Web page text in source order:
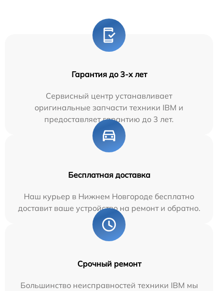
Гарантия до 3-х лет
Сервисный центр устанавливает
оригинальные запчасти техники IBM и
предоставляет гарантию до 3 лет.
Бесплатная доставка
Наш курьер в Нижнем Новгороде бесплатно
доставит ваше устройство на ремонт и обратно.
Срочный ремонт
Большинство неисправностей техники IBM мы